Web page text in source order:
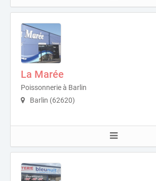
La Marée
Poissonnerie à Barlin
Barlin (62620)